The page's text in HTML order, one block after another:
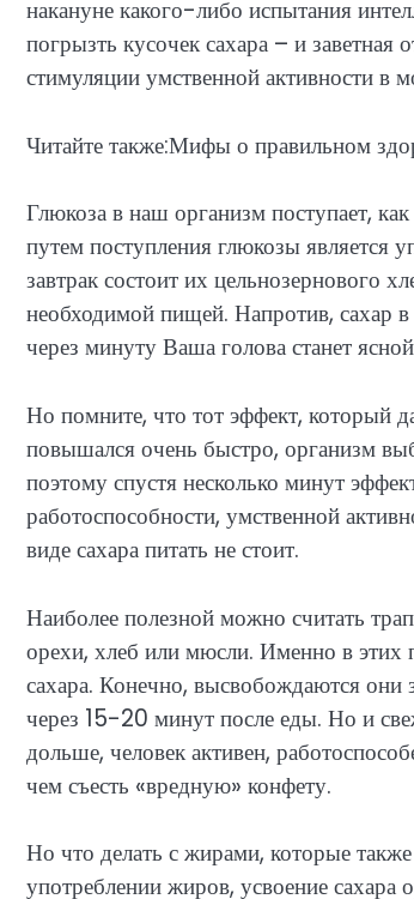
накануне какого-либо испытания
погрызть кусочек сахара – и
стимуляции умственной активности в
Читайте также:Мифы о правильном
Глюкоза в наш организм поступает,
путем поступления глюкозы является
завтрак состоит их цельнозернового
необходимой пищей. Напротив, сахар
через минуту Ваша голова станет
Но помните, что тот эффект, который
повышался очень быстро, организм
поэтому спустя несколько минут
работоспособности, умственной
виде сахара питать не стоит.
Наиболее полезной можно считать
орехи, хлеб или мюсли. Именно в этих
сахара. Конечно, высвобождаются
через 15-20 минут после еды. Но и
дольше, человек активен,
чем съесть «вредную» конфету.
Но что делать с жирами, которые
употреблении жиров, усвоение